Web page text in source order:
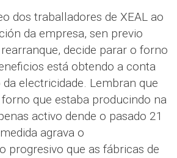
dos traballadores de XEAL ao
da empresa, sen previo
decide parar o forno
está obtendo a conta
electricidade. Lembran que
que estaba producindo na
activo dende o pasado 21
agrava o
progresivo que as fábricas de